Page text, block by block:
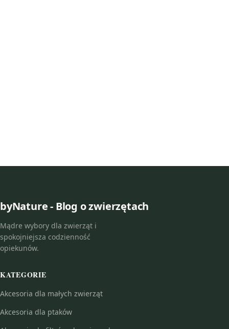
byNature - Blog o zwierzętach
Mądre wybory dla zwierząt i
spokojniejsza codzienność
opiekunów.
KATEGORIE
Akcesoria dla małych zwierząt
Akcesoria dla ptaków